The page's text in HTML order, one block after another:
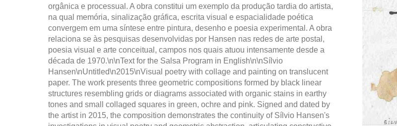
orgânica e processual. A obra constitui um exemplo da produção tardia do artista,
na qual memória, sinalização gráfica, escrita visual e espacialidade poética
convergem em uma síntese entre pintura, desenho e poesia experimental. A obra
relaciona se às pesquisas desenvolvidas por Hansen nas redes de arte postal,
poesia visual e arte conceitual, campos nos quais atuou intensamente desde a
década de 1970.\n\nText for the Salsa Program in English\n\nSílvio
Hansen\nUntitled\n2015\nVisual poetry with collage and painting on translucent
paper. The work presents three geometric compositions formed by black linear
structures resembling grids or diagrams associated with organic stains in earthy
tones and small collaged squares in green, ochre and pink. Signed and dated by
the artist in 2015, the composition demonstrates the continuity of Sílvio Hansen's